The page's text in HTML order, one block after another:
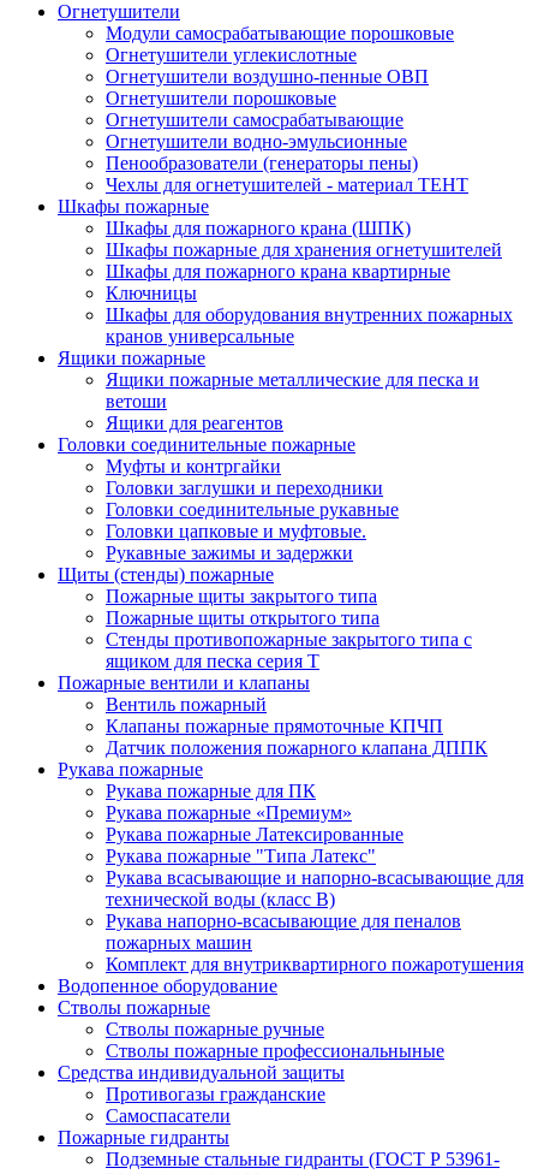
Огнетушители
Модули самосрабатывающие порошковые
Огнетушители углекислотные
Огнетушители воздушно-пенные ОВП
Огнетушители порошковые
Огнетушители самосрабатывающие
Огнетушители водно-эмульсионные
Пенообразователи (генераторы пены)
Чехлы для огнетушителей - материал ТЕНТ
Шкафы пожарные
Шкафы для пожарного крана (ШПК)
Шкафы пожарные для хранения огнетушителей
Шкафы для пожарного крана квартирные
Ключницы
Шкафы для оборудования внутренних пожарных
кранов универсальные
Ящики пожарные
Ящики пожарные металлические для песка и
ветоши
Ящики для реагентов
Головки соединительные пожарные
Муфты и контргайки
Головки заглушки и переходники
Головки соединительные рукавные
Головки цапковые и муфтовые.
Рукавные зажимы и задержки
Щиты (стенды) пожарные
Пожарные щиты закрытого типа
Пожарные щиты открытого типа
Стенды противопожарные закрытого типа с
ящиком для песка серия Т
Пожарные вентили и клапаны
Вентиль пожарный
Клапаны пожарные прямоточные КПЧП
Датчик положения пожарного клапана ДППК
Рукава пожарные
Рукава пожарные для ПК
Рукава пожарные «Премиум»
Рукава пожарные Латексированные
Рукава пожарные "Типа Латекс"
Рукава всасывающие и напорно-всасывающие для
технической воды (класс В)
Рукава напорно-всасывающие для пеналов
пожарных машин
Комплект для внутриквартирного пожаротушения
Водопенное оборудование
Стволы пожарные
Стволы пожарные ручные
Стволы пожарные профессиональныные
Средства индивидуальной защиты
Противогазы гражданские
Самоспасатели
Пожарные гидранты
Подземные стальные гидранты (ГОСТ Р 53961-